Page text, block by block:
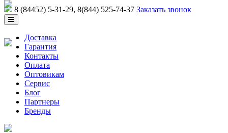
8 (84452) 5-31-29, 8(844) 525-74-37 Заказать звонок
Доставка
Гарантия
Контакты
Оплата
Оптовикам
Сервис
Блог
Партнеры
Бренды